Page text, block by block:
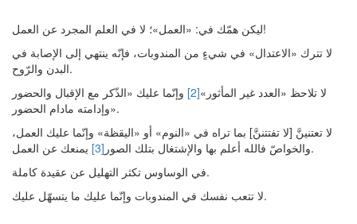
ليكن همّك في: «العمل»؛ لا في العلم المجرد عن العمل!
لا تترك «الاعتدال» في شيءٍ من المندوبات، فإنّه ينتهي إلى الإصابة في
البدن والرّوح.
لا تلاحظ «العدد غير المأثور»[2]
وإنّما عليك «الذّكر مع الإقبال والحضور
وإدامته مادام الحضور».
لا تعتنينَّ [لا تفتتننَّ] بما تراه في «النوم» أو «اليقظة» وإنّما عليك العمل،
والخواصّ فالله أعلم بها والإشتغال بتلك الصور [3]
يمنعك عن العمل.
في الوساوس تكثر التهليل عن عقيدة كاملة.
لا تتعب نفسك في المندوبات وإنّما عليك ما يتسهّل عليك.